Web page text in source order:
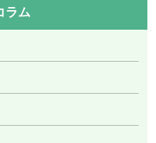
ラム